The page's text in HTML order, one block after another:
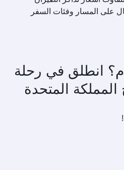
على المسار وفئات السفر
انطلق في رحلة
المتحدة